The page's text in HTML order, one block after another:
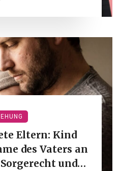
Eltern: Kind
des Vaters an
und